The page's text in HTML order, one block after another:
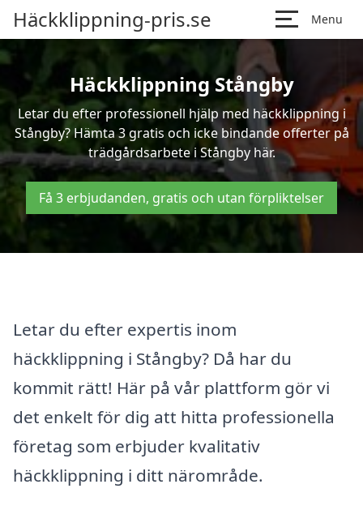
Häckklippning-pris.se Menu
Häckklippning Stångby
Letar du efter professionell hjälp med häckklippning i
Stångby? Hämta 3 gratis och icke bindande offerter på
trädgårdsarbete i Stångby här.
Få 3 erbjudanden, gratis och utan förpliktelser
Letar du efter expertis inom
häckklippning i Stångby? Då har du
kommit rätt! Här på vår plattform gör vi
det enkelt för dig att hitta professionella
företag som erbjuder kvalitativ
häckklippning i ditt närområde.